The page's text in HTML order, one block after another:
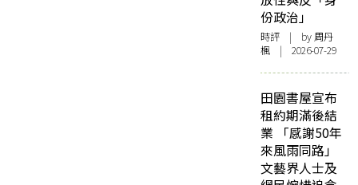
份政治」
時評 | by周丹
楓 | 2026-07-29
田園書屋宣布
租約期滿後結
業 「感謝50年
來風雨同路」
文藝界人士及